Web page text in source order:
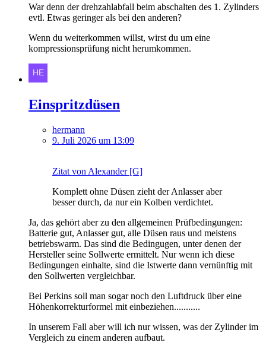
War denn der drehzahlabfall beim abschalten des 1. Zylinders
evtl. Etwas geringer als bei den anderen?
Wenn du weiterkommen willst, wirst du um eine
kompressionsprüfung nicht herumkommen.
Einspritzdüsen
hermann
9. Juli 2026 um 13:09
Zitat von Alexander [G]
Komplett ohne Düsen zieht der Anlasser aber
besser durch, da nur ein Kolben verdichtet.
Ja, das gehört aber zu den allgemeinen Prüfbedingungen:
Batterie gut, Anlasser gut, alle Düsen raus und meistens
betriebswarm. Das sind die Bedingugen, unter denen der
Hersteller seine Sollwerte ermittelt. Nur wenn ich diese
Bedingungen einhalte, sind die Istwerte dann vernünftig mit
den Sollwerten vergleichbar.
Bei Perkins soll man sogar noch den Luftdruck über eine
Höhenkorrekturformel mit einbeziehen...........
In unserem Fall aber will ich nur wissen, was der Zylinder im
Vergleich zu einem anderen aufbaut.